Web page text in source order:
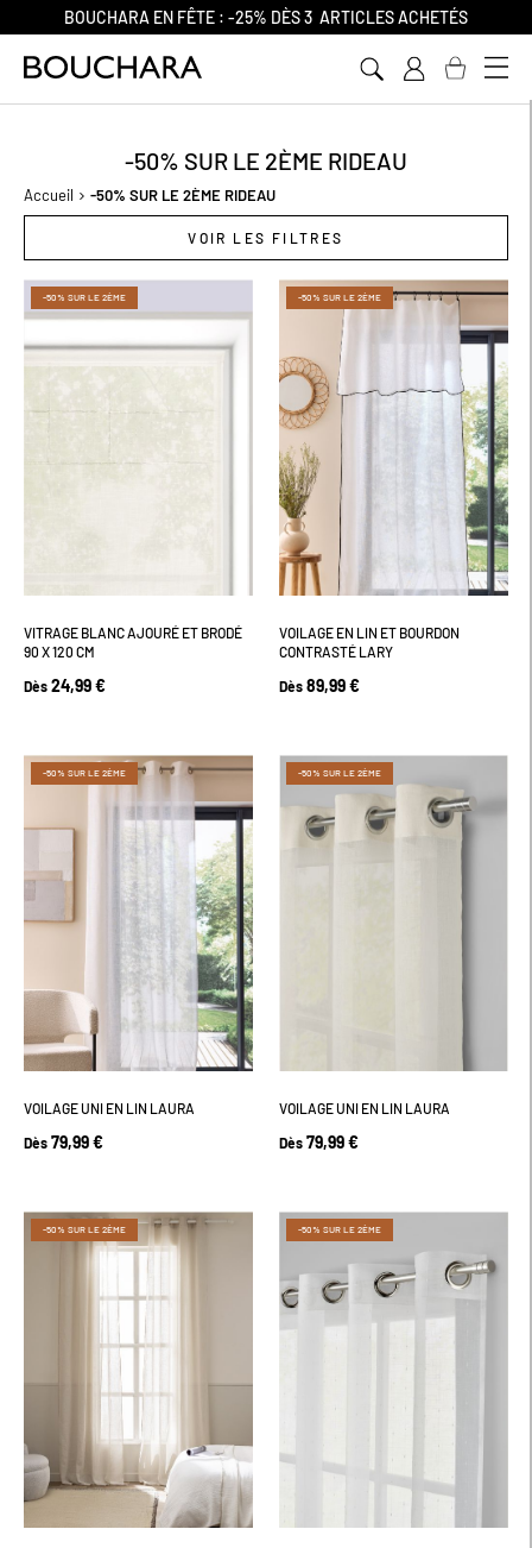
BOUCHARA EN FÊTE : -25% DÈS 3 ARTICLES ACHETÉS
-50% SUR LE 2ÈME RIDEAU
Accueil -50% SUR LE 2ÈME RIDEAU
VOIR LES FILTRES
-50% SUR LE 2ÈME
VITRAGE BLANC AJOURÉ ET BRODÉ
90 X 120 CM
Dès 24,99 €
-50% SUR LE 2ÈME
VOILAGE EN LIN ET BOURDON
CONTRASTÉ LARY
Dès 89,99 €
-50% SUR LE 2ÈME
VOILAGE UNI EN LIN LAURA
Dès 79,99 €
-50% SUR LE 2ÈME
VOILAGE UNI EN LIN LAURA
Dès 79,99 €
-50% SUR LE 2ÈME -50% SUR LE 2ÈME